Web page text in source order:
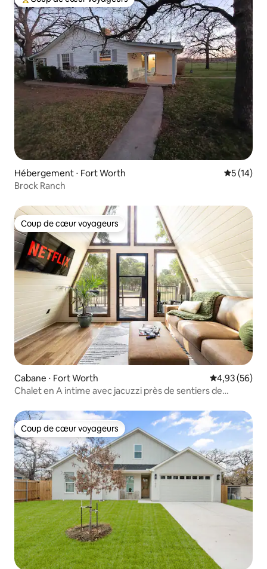
Coups de cœur voyageurs les plus appréciés
Hébergement ⋅ Fort Worth
5 (14)
Brock Ranch
Coup de cœur voyageurs
Coup de cœur voyageurs
Cabane ⋅ Fort Worth Évaluation
4,93 (56)
Chalet en A intime avec jacuzzi près de sentiers de
Coup de cœur voyageurs
Coup de cœur voyageurs